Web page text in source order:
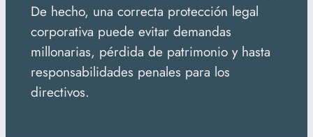
De hecho, una correcta protección legal
corporativa puede evitar demandas
millonarias, pérdida de patrimonio y hasta
responsabilidades penales para los
directivos.